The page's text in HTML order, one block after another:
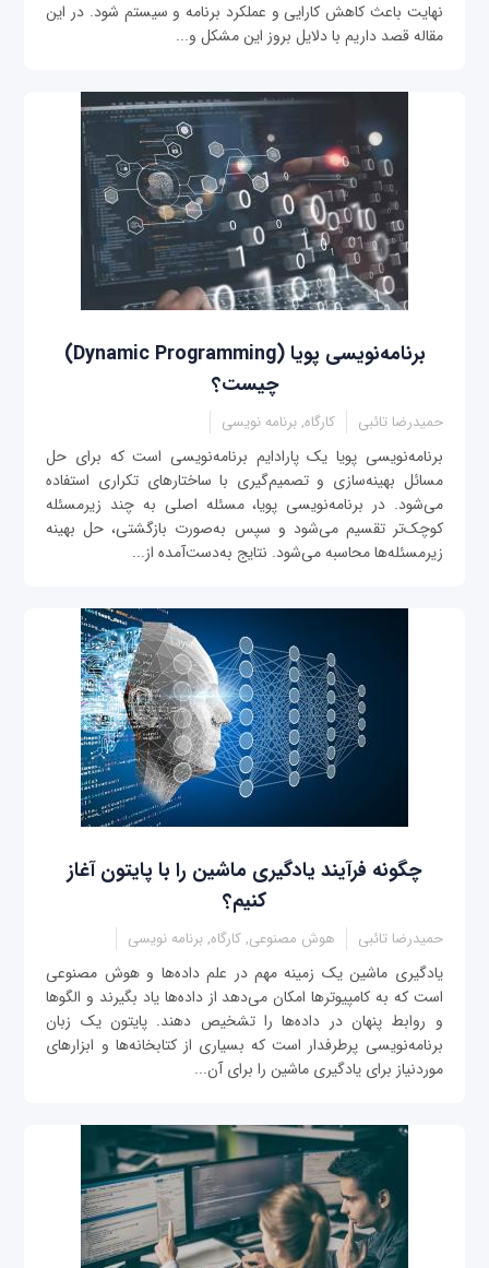
نهایت باعث کاهش کارایی و عملکرد برنامه و سیستم شود. در این
مقاله قصد داریم با دلایل بروز این مشکل و...
برنامه‌نویسی پویا (Dynamic Programming)
چیست؟
حمیدرضا تائبی کارگاه, برنامه نویسی
برنامه‌نویسی پویا یک پارادایم برنامه‌نویسی است که برای حل
مسائل بهینه‌سازی و تصمیم‌گیری با ساختارهای تکراری استفاده
می‌شود. در برنامه‌نویسی پویا، مسئله اصلی به چند زیرمسئله
کوچک‌تر تقسیم می‌شود و سپس به‌صورت بازگشتی، حل بهینه
زیرمسئله‌ها محاسبه می‌شود. نتایج به‌دست‌آمده از...
چگونه فرآیند یادگیری ماشین را با پایتون آغاز
کنیم؟
حمیدرضا تائبی هوش مصنوعی, کارگاه, برنامه نویسی
یادگیری ماشین یک زمینه مهم در علم داده‌ها و هوش مصنوعی
است که به کامپیوترها امکان می‌دهد از داده‌ها یاد بگیرند و الگوها
و روابط پنهان در داده‌ها را تشخیص دهند. پایتون یک زبان
برنامه‌نویسی پرطرفدار است که بسیاری از کتابخانه‌ها و ابزارهای
موردنیاز برای یادگیری ماشین را برای آن...